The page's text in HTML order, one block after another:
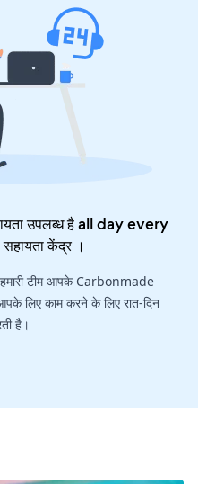
उपलब्ध है all day every
सहायता केंद्र।
हमारी टीम आपके Carbonmade
लिए काम करने के लिए रात-दिन
है।